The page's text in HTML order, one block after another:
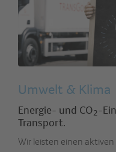
Umwelt & Klima
Energie- und CO2-
Transport.
Wir leisten einen